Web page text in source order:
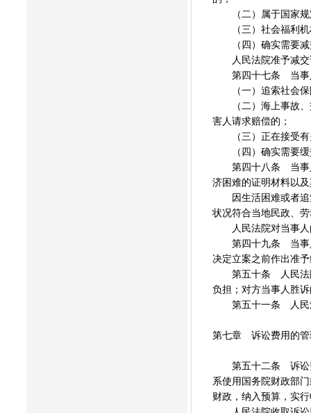
（二）属于国家规
（三）社会福利机
（四）确实需要减
人民法院准予减交
第四十七条 当事人
（一）追索社会保
（二）海上事故、
害人请求赔偿的；
（三）正在接受有
（四）确实需要缓
第四十八条 当事人
济困难的证明材料以
因生活困难或者追
状况符合当地民政、
人民法院对当事人
第四十九条 当事人
决定立案之前作出准
第五十条 人民法院
负担；对方当事人胜
第五十一条 人民法
第七章 诉讼费用的管
第五十二条 诉讼费
系使用国务院财政部
财政，纳入预算，实